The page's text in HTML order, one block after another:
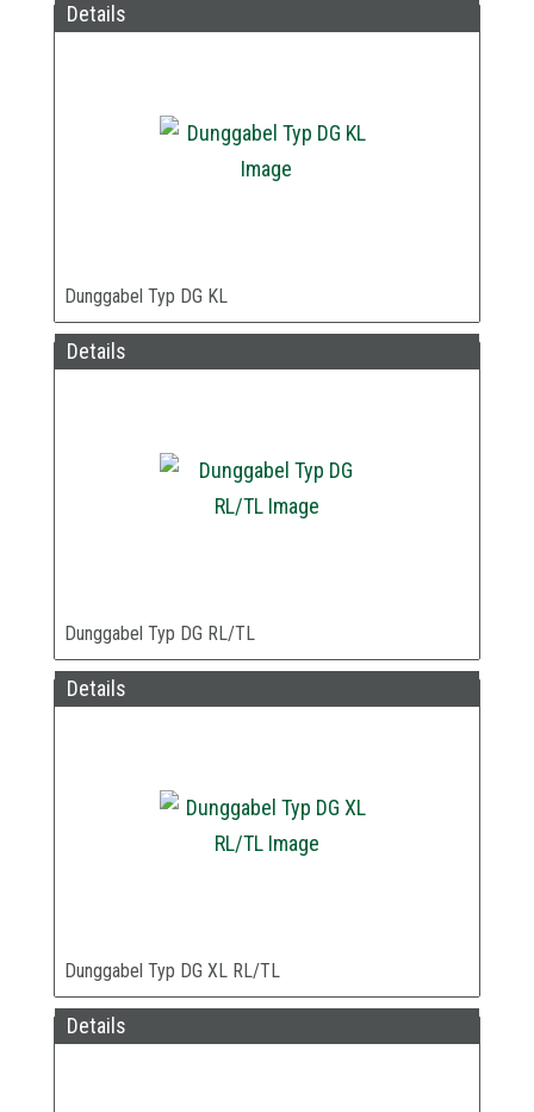
Details
Dunggabel Typ DG KL
Details
Dunggabel Typ DG RL/TL
Details
Dunggabel Typ DG XL RL/TL
Details